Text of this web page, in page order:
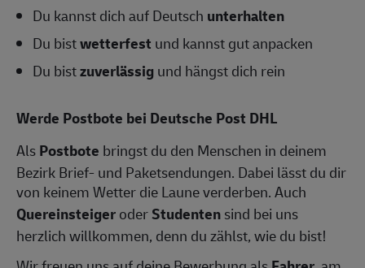
Du kannst dich auf Deutsch unterhalten
Du bistwetterfest und kannst gut anpacken
Du bistzuverlässigund hängst dich rein
Werde Postbote bei Deutsche Post DHL
AlsPostbote bringst du den Menschen in deinem
Bezirk Brief- und Paketsendungen. Dabei lässt du dir
von keinem Wetter die Laune verderben. Auch
QuereinsteigeroderStudentensind bei uns
herzlich willkommen, denn du zählst, wie du bist!